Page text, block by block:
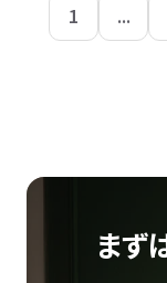
1 ...
まず